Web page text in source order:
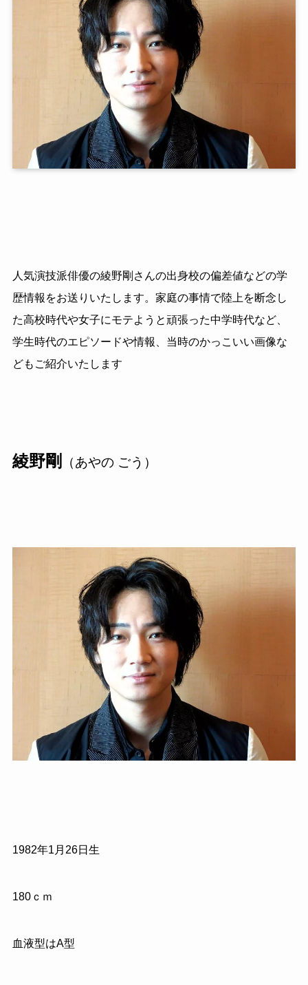
人気演技派俳優の綾野剛さんの出身校の偏差値などの学
歴情報をお送りいたします。家庭の事情で陸上を断念し
た高校時代や女子にモテようと頑張った中学時代など、
学生時代のエピソードや情報、当時のかっこいい画像な
どもご紹介いたします
綾野剛 （あやの ごう）
1982年1 月 26日生
180ｃｍ
血液型はA型